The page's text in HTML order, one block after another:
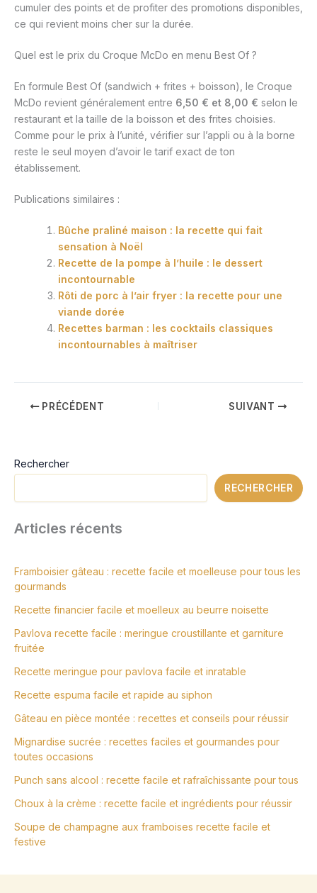
cumuler des points et de profiter des promotions disponibles,
ce qui revient moins cher sur la durée.
Quel est le prix du Croque McDo en menu Best Of ?
En formule Best Of (sandwich + frites + boisson), le Croque
McDo revient généralement entre 6,50 € et 8,00 € selon le
restaurant et la taille de la boisson et des frites choisies.
Comme pour le prix à l’unité, vérifier sur l’appli ou à la borne
reste le seul moyen d’avoir le tarif exact de ton
établissement.
Publications similaires :
Bûche praliné maison : la recette qui fait
sensation à Noël
Recette de la pompe à l’huile : le dessert
incontournable
Rôti de porc à l’air fryer : la recette pour une
viande dorée
Recettes barman : les cocktails classiques
incontournables à maîtriser
PRÉCÉDENT SUIVANT
Rechercher
RECHERCHER
Articles récents
Framboisier gâteau : recette facile et moelleuse pour tous les
gourmands
Recette financier facile et moelleux au beurre noisette
Pavlova recette facile : meringue croustillante et garniture
fruitée
Recette meringue pour pavlova facile et inratable
Recette espuma facile et rapide au siphon
Gâteau en pièce montée : recettes et conseils pour réussir
Mignardise sucrée : recettes faciles et gourmandes pour
toutes occasions
Punch sans alcool : recette facile et rafraîchissante pour tous
Choux à la crème : recette facile et ingrédients pour réussir
Soupe de champagne aux framboises recette facile et
festive